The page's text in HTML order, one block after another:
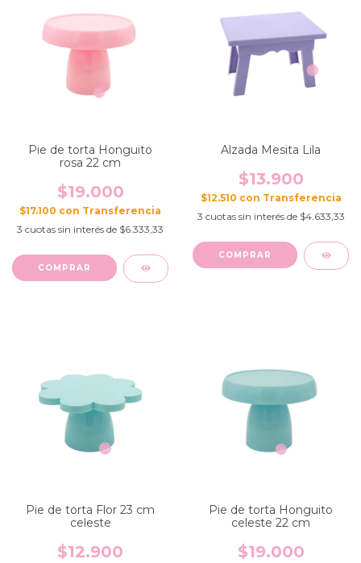
Pie de torta Honguito
rosa 22 cm
$19.000
$17.100 con
3 cuotas sin interés de $6.333,33
Alzada Mesita Lila
$13.900
$12.510 con
3 cuotas sin interés de $4.633,33
Pie de torta Flor 23 cm
celeste
$12.900
Pie de torta Honguito
celeste 22 cm
$19.000